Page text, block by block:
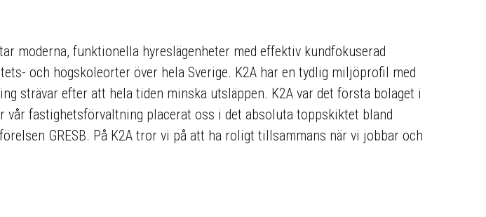
moderna, funktionella hyreslägenheter med effektiv kundfokuserad
och högskoleorter över hela Sverige. K2A har en tydlig miljöprofil med
strävar efter att hela tiden minska utsläppen. K2A var det första bolaget i
vår fastighetsförvaltning placerat oss i det absoluta toppskiktet bland
GRESB. På K2A tror vi på att ha roligt tillsammans när vi jobbar och